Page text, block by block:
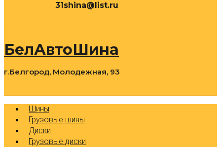
31shina@list.ru
БелАвтоШина
г.Белгород, Молодежная, 93
Шины
Грузовые шины
Диски
Грузовые диски